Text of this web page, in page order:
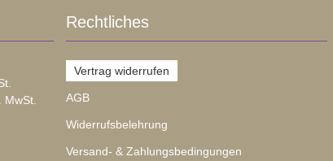
MwSt.
Rechtliches
Vertrag widerrufen
AGB
Widerrufsbelehrung
Versand- & Zahlungsbedingungen